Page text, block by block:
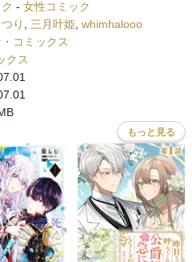
ーリーでびっくりした。その後救
- 女性コミック
り 三月叶姫 whimhalooo
コミックス
クス
もっと見る